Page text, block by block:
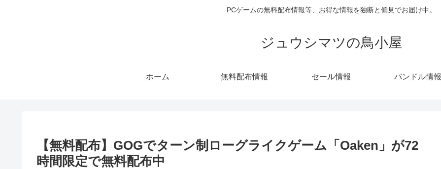
PCゲームの無料配布情報等、お得な情報を独断と偏見でお届け中。
ジュウシマツの鳥小屋
ホーム 無料配布情報 セール情報 バンドル情報
【無料配布】GOGでターン制ローグライクゲーム「Oaken」が72
時間限定で無料配布中